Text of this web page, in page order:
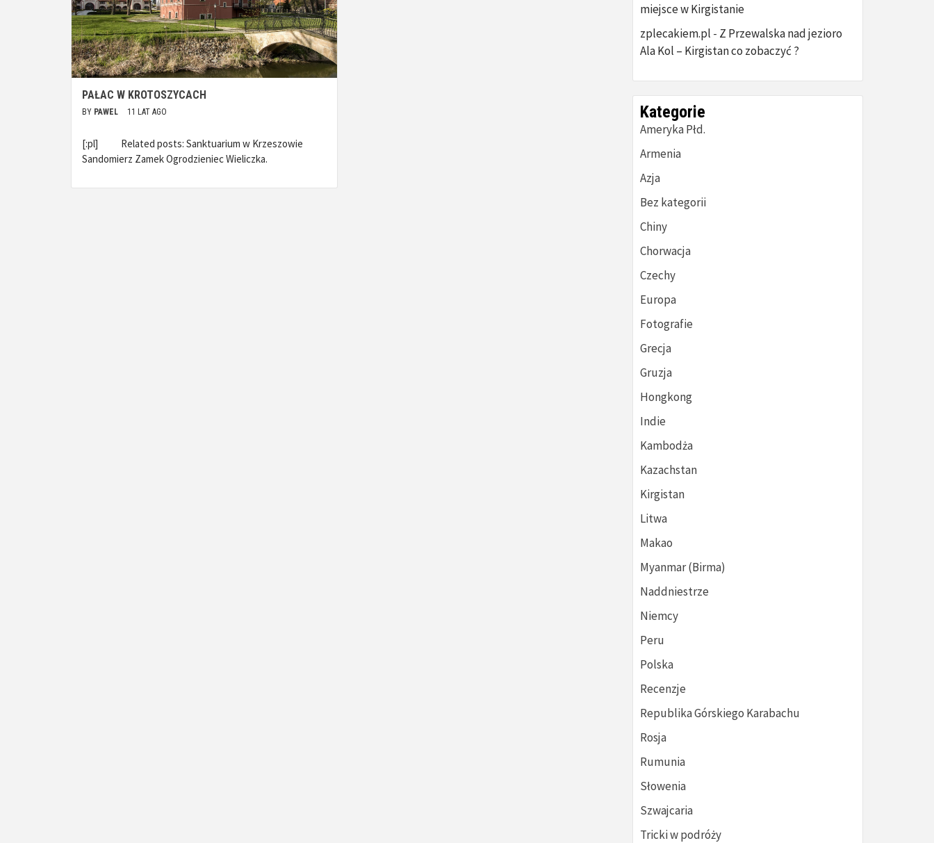
PAŁAC W KROTOSZYCACH
BY PAWEL 11 LAT AGO
[:pl] Related posts: Sanktuarium w Krzeszowie
Sandomierz Zamek Ogrodzieniec Wieliczka.
miejsce w Kirgistanie
zplecakiem.pl - Z Przewalska nad jezioro
Ala Kol – Kirgistan co zobaczyć ?
Kategorie
Ameryka Płd.
Armenia
Azja
Bez kategorii
Chiny
Chorwacja
Czechy
Europa
Fotografie
Grecja
Gruzja
Hongkong
Indie
Kambodża
Kazachstan
Kirgistan
Litwa
Makao
Myanmar (Birma)
Naddniestrze
Niemcy
Peru
Polska
Recenzje
Republika Górskiego Karabachu
Rosja
Rumunia
Słowenia
Szwajcaria
Tricki w podróży